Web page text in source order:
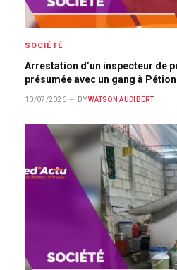
SOCIÉTÉ
Arrestation d’un inspecteur de
présumée avec un gang à
10/07/2026 BY WATSON AUDIBERT